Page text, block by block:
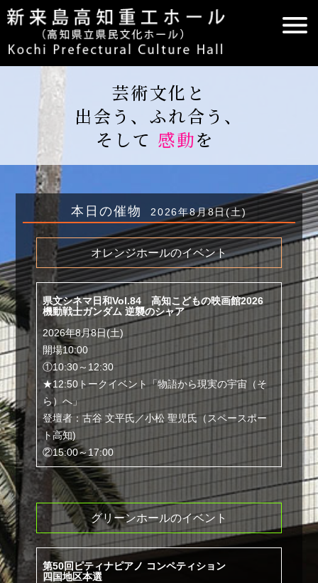
芸術文化と
出会う、ふれ合う、
そして 感動を
本日の催物 2026年8月8日(土)
オレンジホールのイベント
県文シネマ日和Vol.84 高知こどもの映画館2026
機動戦士ガンダム 逆襲のシャア
2026年8月8日(土)
開場10:00
①10:30～12:30
★12:50トークイベント「物語から現実の宇宙（そ
ら）へ」
登壇者：古谷 文平氏／小松 聖児氏（スペースポー
ト高知)
②15:00～17:00
グリーンホールのイベント
第50回ピティナピアノ コンペティション
四国地区本選